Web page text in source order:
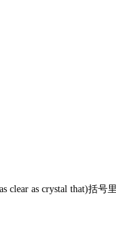
as crystal that)括号